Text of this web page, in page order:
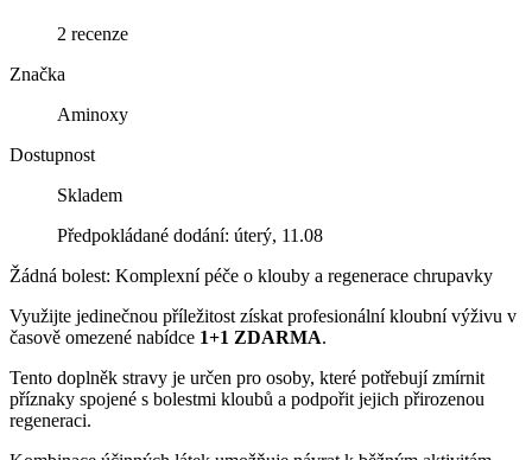
2 recenze
Značka
Aminoxy
Dostupnost
Skladem
Předpokládané dodání: úterý, 11.08
Žádná bolest: Komplexní péče o klouby a regenerace chrupavky
Využijte jedinečnou příležitost získat profesionální kloubní výživu v
časově omezené nabídce 1+1 ZDARMA.
Tento doplněk stravy je určen pro osoby, které potřebují zmírnit
příznaky spojené s bolestmi kloubů a podpořit jejich přirozenou
regeneraci.